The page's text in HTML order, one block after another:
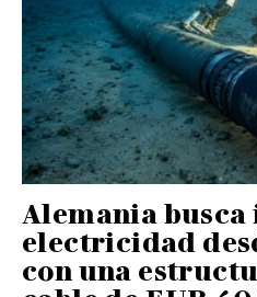
Alemania
electricidad
con una